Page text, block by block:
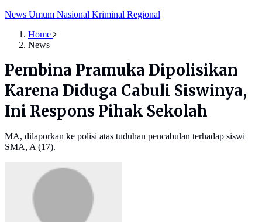
News Umum Nasional Kriminal Regional
Home
News
Pembina Pramuka Dipolisikan
Karena Diduga Cabuli Siswinya,
Ini Respons Pihak Sekolah
MA, dilaporkan ke polisi atas tuduhan pencabulan terhadap siswi
SMA, A (17).